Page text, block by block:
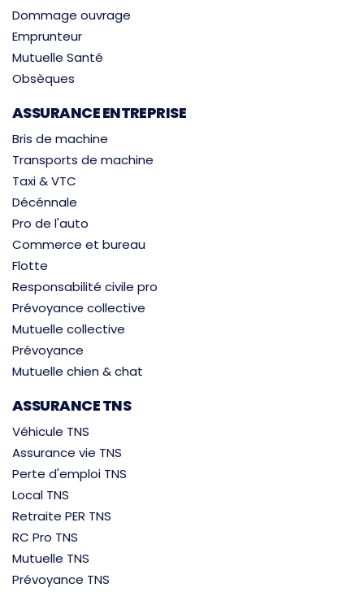
Dommage ouvrage
Emprunteur
Mutuelle Santé
Obsèques
ASSURANCE ENTREPRISE
Bris de machine
Transports de machine
Taxi & VTC
Décénnale
Pro de l'auto
Commerce et bureau
Flotte
Responsabilité civile pro
Prévoyance collective
Mutuelle collective
Prévoyance
Mutuelle chien & chat
ASSURANCE TNS
Véhicule TNS
Assurance vie TNS
Perte d'emploi TNS
Local TNS
Retraite PER TNS
RC Pro TNS
Mutuelle TNS
Prévoyance TNS